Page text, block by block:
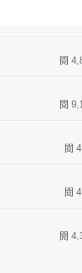
閱
閱
閱
閱
閱